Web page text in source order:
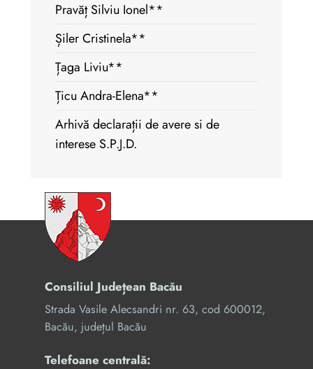
Pravăț Silviu Ionel**
Șiler Cristinela**
Țaga Liviu**
Țicu Andra-Elena**
Arhivă declarații de avere si de
interese S.P.J.D.
Consiliul Județean Bacău
Strada Vasile Alecsandri nr. 63, cod 600012,
Bacău, județul Bacău
Telefoane centrală: